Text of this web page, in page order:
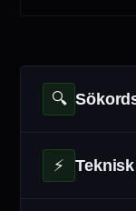
🔍
⚡